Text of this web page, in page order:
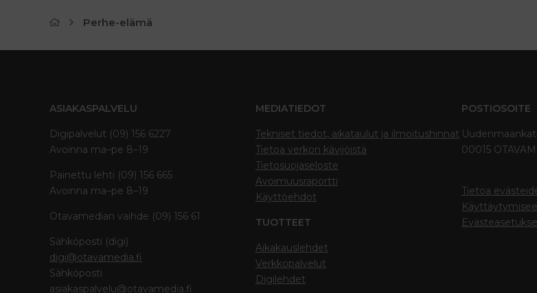
Perhe-elämä
ASIAKASPALVELU
Digipalvelut (09) 156 6227
Avoinna ma–pe 8–19
Painettu lehti (09) 156 665
Avoinna ma–pe 8–19
Otavamedian vaihde (09) 156 61
Sähköposti (digi)
digi@otavamedia.fi
Sähköposti
asiakaspalvelu@otavamedia.fi
MEDIATIEDOT
Tekniset tiedot, aikataulut ja ilmoitushinnat
Tietoa verkon kävijöistä
Tietosuojaseloste
Avoimuusraportti
Käyttöehdot
TUOTTEET
Aikakauslehdet
Verkkopalvelut
Digilehdet
POSTIOSOITE
00015
Tietoa